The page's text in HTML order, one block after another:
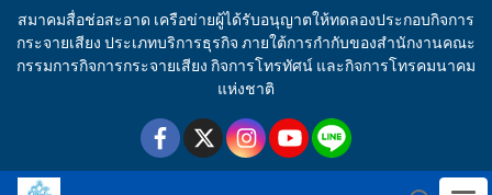
สมาคมสื่อช่อสะอาด เครือข่ายผู้ได้รับอนุญาตให้ทดลองประกอบกิจการ
กระจายเสียง ประเภทบริการธุรกิจ ภายใต้การกำกับของสำนักงานคณะ
กรรมการกิจการกระจายเสียง กิจการโทรทัศน์ และกิจการโทรคมนาคม
แห่งชาติ